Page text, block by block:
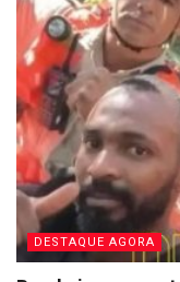
DESTAQUE AGORA